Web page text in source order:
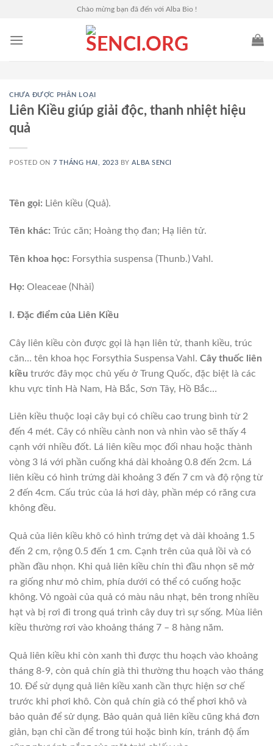
content
Chào mừng bạn đã đến với Alba Bio !
CHƯA ĐƯỢC PHÂN LOẠI
Liên Kiều giúp giải độc, thanh nhiệt hiệu
quả
POSTED ON 7 THÁNG HAI, 2023 BYALBA SENCI
Tên gọi: Liên kiều (Quả).
Tên khác: Trúc căn; Hoàng thọ đan; Hạ liên tử.
Tên khoa học: Forsythia suspensa (Thunb.) Vahl.
Họ: Oleaceae (Nhài)
I. Đặc điểm của Liên Kiều
Cây liên kiều còn được gọi là hạn liên tử, thanh kiều, trúc
căn… tên khoa học Forsythia Suspensa Vahl. Cây thuốc liên
kiều trước đây mọc chủ yếu ở Trung Quốc, đặc biệt là các
khu vực tỉnh Hà Nam, Hà Bắc, Sơn Tây, Hồ Bắc…
Liên kiều thuộc loại cây bụi có chiều cao trung bình từ 2
đến 4 mét. Cây có nhiều cành non và nhìn vào sẽ thấy 4
cạnh với nhiều đốt. Lá liên kiều mọc đối nhau hoặc thành
vòng 3 lá với phần cuống khá dài khoảng 0.8 đến 2cm. Lá
liên kiều có hình trứng dài khoảng 3 đến 7 cm và độ rộng từ
2 đến 4cm. Cấu trúc của lá hơi dày, phần mép có răng cưa
không đều.
Quả của liên kiều khô có hình trứng dẹt và dài khoảng 1.5
đến 2 cm, rộng 0.5 đến 1 cm. Cạnh trên của quả lồi và có
phần đầu nhọn. Khi quả liên kiều chín thì đầu nhọn sẽ mở
ra giống như mỏ chim, phía dưới có thể có cuống hoặc
không. Vỏ ngoài của quả có màu nâu nhạt, bên trong nhiều
hạt và bị rơi đi trong quá trình cây duy trì sự sống. Mùa liên
kiều thường rơi vào khoảng tháng 7 – 8 hàng năm.
Quả liên kiều khi còn xanh thì được thu hoạch vào khoảng
tháng 8-9, còn quả chín già thì thường thu hoạch vào tháng
10. Để sử dụng quả liên kiều xanh cần thực hiện sơ chế
trước khi phơi khô. Còn quả chín già có thể phơi khô và
bảo quản để sử dụng. Bảo quản quả liên kiều cũng khá đơn
giản, bạn chỉ cần để trong túi hoặc bình kín, tránh độ ẩm